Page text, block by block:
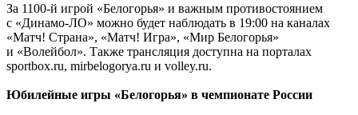
За 1100-й игрой «Белогорья» и важным противостоянием
с «Динамо-ЛО» можно будет наблюдать в 19:00 на каналах
«Матч! Страна», «Матч! Игра», «Мир Белогорья»
и «Волейбол». Также трансляция доступна на порталах
sportbox.ru, mirbelogorya.ru и volley.ru.
Юбилейные игры «Белогорья» в чемпионате России